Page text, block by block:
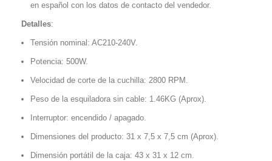
en español con los datos de contacto del vendedor.
Detalles:
Tensión nominal: AC210-240V.
Potencia: 500W.
Velocidad de corte de la cuchilla: 2800 RPM.
Peso de la esquiladora sin cable: 1.46KG (Aprox).
Interruptor: encendido / apagado.
Dimensiones del producto: 31 x 7,5 x 7,5 cm (Aprox).
Dimensión portátil de la caja: 43 x 31 x 12 cm.